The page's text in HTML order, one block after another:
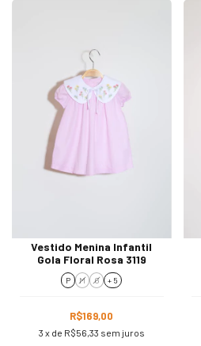
Vestido Menina Infantil
Gola Floral Rosa 3119
P M G + 5
R$169,00
3 x de R$56,33 sem juros